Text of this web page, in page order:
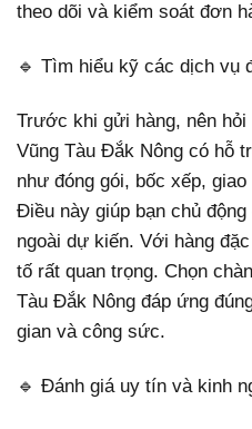
theo dõi và kiểm soát đơn
🔹 Tìm hiểu kỹ các dịch vụ
Trước khi gửi hàng, nên
Vũng Tàu Đắk Nông có hỗ
như đóng gói, bốc xếp,
Điều này giúp bạn chủ
ngoài dự kiến. Với hàng
tố rất quan trọng. Chọn
Tàu Đắk Nông đáp ứng
gian và công sức.
🔹 Đánh giá uy tín và kinh